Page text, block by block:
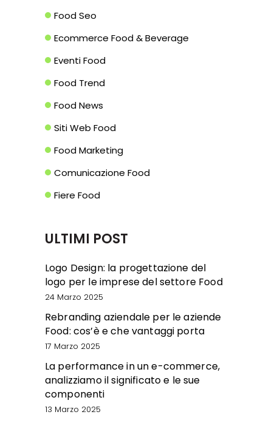
Food Seo
Ecommerce Food & Beverage
Eventi Food
Food Trend
Food News
Siti Web Food
Food Marketing
Comunicazione Food
Fiere Food
ULTIMI POST
Logo Design: la progettazione del
logo per le imprese del settore Food
24 Marzo 2025
Rebranding aziendale per le aziende
Food: cos’è e che vantaggi porta
17 Marzo 2025
La performance in un e-commerce,
analizziamo il significato e le sue
componenti
13 Marzo 2025